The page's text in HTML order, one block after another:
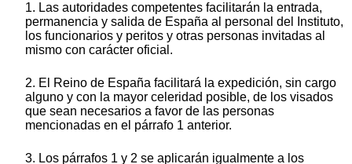
1. Las autoridades competentes facilitarán la entrada,
permanencia y salida de España al personal del Instituto,
los funcionarios y peritos y otras personas invitadas al
mismo con carácter oficial.
2. El Reino de España facilitará la expedición, sin cargo
alguno y con la mayor celeridad posible, de los visados
que sean necesarios a favor de las personas
mencionadas en el párrafo 1 anterior.
3. Los párrafos 1 y 2 se aplicarán igualmente a los